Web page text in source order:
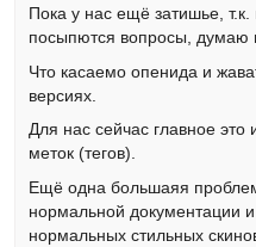
Пока у нас ещё затишье, т.к.
посыпются вопросы,
Что касаемо опенида и
версиях.
Для нас сейчас главное
меток (тегов).
Ещё одна большаяя
нормальной документации
нормальных стильных